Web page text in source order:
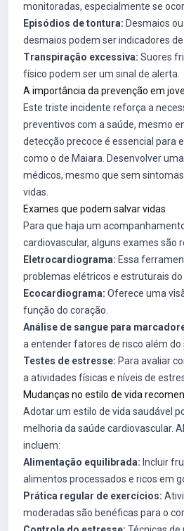
monitoradas, especialmente se
Episódios de tontura: Desmaios
desmaios podem ser indicadores
Transpiração excessiva: Suores
físico podem ser um sinal de alerta.
A importância da prevenção em
Este triste incidente reforça a
preventivos com a saúde, mesmo
detecção precoce é essencial para
como o de Maiara. Desenvolver
médicos, mesmo que sem
vidas.
Exames que podem salvar vidas
Para que haja um
cardiovascular, alguns exames são
Eletrocardiograma: Essa
problemas elétricos e estruturais do
Ecocardiograma: Oferece uma
função do coração.
Análise de sangue para
a entender fatores de risco além do
Testes de estresse: Para avaliar
a atividades físicas e níveis de
Mudanças no estilo de vida
Adotar um estilo de vida saudável
melhoria da saúde cardiovascular.
incluem:
Alimentação equilibrada: Incluir
alimentos processados e ricos em
Prática regular de exercícios:
moderadas são benéficas para o